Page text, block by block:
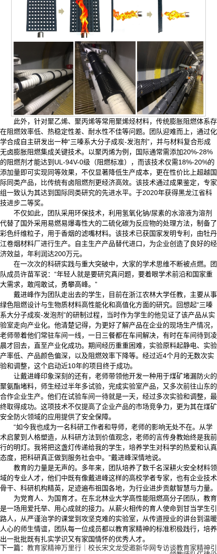
此外，针对聚乙烯、聚丙烯等常用聚烯烃材料，传统膨胀阻燃体系存
在阻燃效率低、热稳定性差、耐水性不佳等问题。团队迎难而上，通过化
学合成自主研发出一种“三嗪系大分子成炭-发泡剂”，并与材料复合形成
无卤膨胀阻燃集成关键技术。以聚丙烯为例，国际通常需添加20%-28%
的阻燃剂才能达到UL-94V-0级（阻燃标准），而该技术仅需18%-20%的
添加量即可实现同等效果，不仅显著降低生产成本，更在性价比上超越国
际同类产品，比传统有卤阻燃剂更经济高效。该技术通过成果鉴定，专家
组一致认为其达到国际同类研究的先进水平。于2020年获得黑龙江省科
技进步二等奖。
不仅如此，团队采用环保技术，利用氢氧化钠/尿素的水溶液为溶剂
代替了国外采用易燃易爆毒性大的二硫化碳为反应物的处理方法，制备了
彩色纤维粒子，用于香烟的滤嘴材料。该技术已获国家发明专利，由牡丹
江卷烟材料厂进行生产。自主生产产品替代进口，为企业创造了良好的经
济效益，年利润达200万元。
在一次次的科研实践与重大突破中，大家的学术思维不断被点燃。团
队成员许苗军说：“年轻人就是要研究真问题，要着眼学术前沿和国家重
大需求，敢闯敢试，勇攀高峰。”
戴进峰作为团队走出去的学生，目前在浙江农林大学任教，主要从事
绿色阻燃设计与生物质材料高性能化和高值化方面的研究。回想起“三嗪
系大分子成炭-发泡剂”的研制过程，当时作为学生的他见证了该产品从实
验室走向产业化。他清楚记得，为更好了解产品在企业的现场生产情况，
老师带着他们常驻车间一线，一日三餐都在车间解决，有时在车间待到凌
晨才回去，直至产业化成功。期间经历重重困难，实验原料起静电、实验
产率低、产品颜色偏深，以及阻燃效率下降等。经过近4个月的无数次实
验和调整，这个启动近10年的项目终于成功。
让戴进峰印象深刻的还有，老师带领他开发一种用于煤矿堵漏防火的
聚氨酯堵料，师生经过半年多试验，完成实验室产品，又多次前往山东的
合作企业生产。他们在试验车间一待就是一天，经过多次实验和调整，最
终取得成功。这项技术不仅提高了企业产品的市场竞争力，更为其在煤矿
安全防火领域的应用提供了安全保障。
“如今我也成为一名科研工作者和导师，老师的影响无处不在。从学
术启蒙到人格塑造，从科研方法到价值观念，老师的言传身教始终是我前
行的明灯。我将把这盏灯传递给我的学生，培养学生对科学的热爱和认真
态度，把科研真正做到服务社会中。”戴进峰深情地说。
教育的力量是无声的。多年来，团队培养了数千名深耕火安全材料领
域的专业人才，他们中既有像戴进峰这样的高校学者专家，也有企业技术
骨干、科研机构精英，足迹遍布祖国各地，为行业进步贡献智慧与力量。
为党育人、为国育才。在东北林业大学高性能阻燃高分子团队，教育
是一场用爱托举、用心成就的接力。从薪火相传的育人使命到甘当学生引
路人，从严谨治学的课堂到攻坚克难的实验室，从传道授业的讲台到温暖
人心的师生情谊，团队每一位成员都以教育家精神的标准积极践行，培养
出一批批既有扎实学识又有家国情怀的优秀人才。
下一篇： 教育家精神万里行｜校长宋文龙受邀新华网专访谈教育家精神引